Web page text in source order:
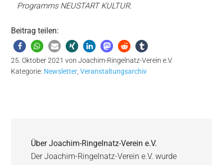
Programms NEUSTART KULTUR.
Beitrag teilen:
25. Oktober 2021 vonJoachim-Ringelnatz-Verein e.V.
Kategorie: Newsletter ,Veranstaltungsarchiv
ÜberJoachim-Ringelnatz-Verein e.V.
Der Joachim-Ringelnatz-Verein e.V. wurde